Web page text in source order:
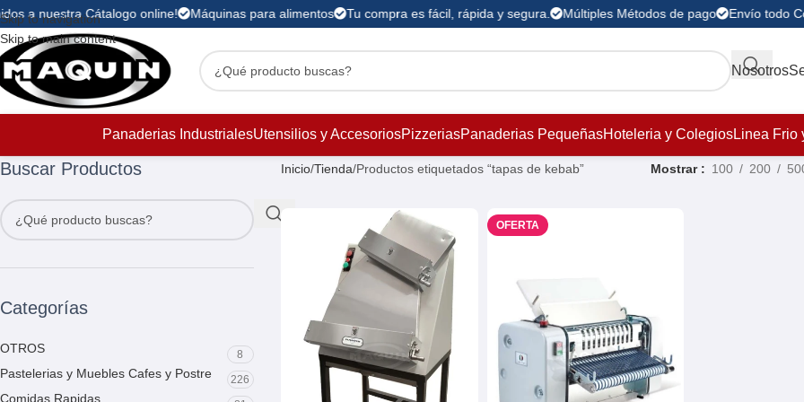
Skip to navigation
Skip to main content
a nuestra Cátalogo online! Máquinas para alimentos Tu compra es fácil, rápida y segura. Múltiples Métodos de pago Envío todo
Nosotros
Panaderias IndustrialesUtensilios y AccesoriosPizzeriasPanaderias PequeñasHoteleria y ColegiosLinea Frio
Buscar Productos
Categorías
OTROS 8
Pastelerias y Muebles Cafes y Postre 226
Comidas Rapidas
Inicio Tienda Productos etiquetados “tapas de kebab” Mostrar 100 200
OFERTA